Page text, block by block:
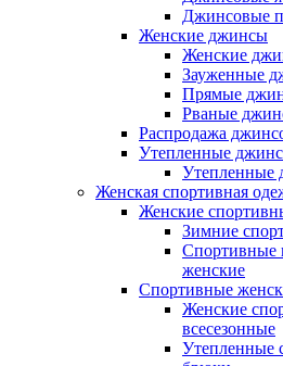
Джинсовые
Женские джинсы
Женские
Зауженные
Прямые
Рваные
Распродажа
Утепленные
Утепленные
Женская спортивная
Женские
Зимние
Спортивные
женские
Спортивные
Женские
всесезонные
Утепленные